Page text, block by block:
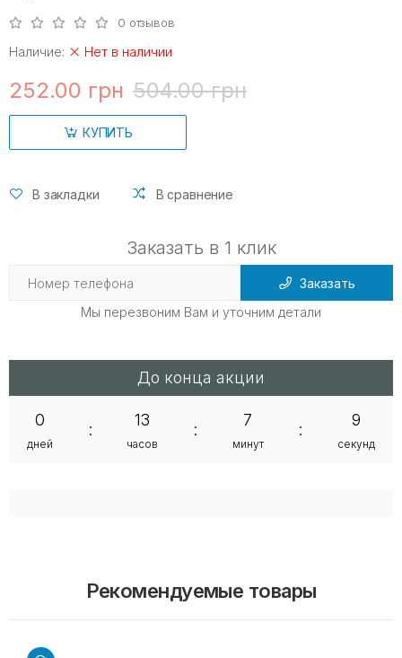
0 отзывов
Наличие: Нет в наличии
252.00 грн 504.00 грн
КУПИТЬ
В закладки В сравнение
Заказать в 1 клик
Заказать
Мы перезвоним Вам и уточним детали
До конца акции
0
дней
:
13
часов
:
7
минут
:
8
секунд
Рекомендуемые товары